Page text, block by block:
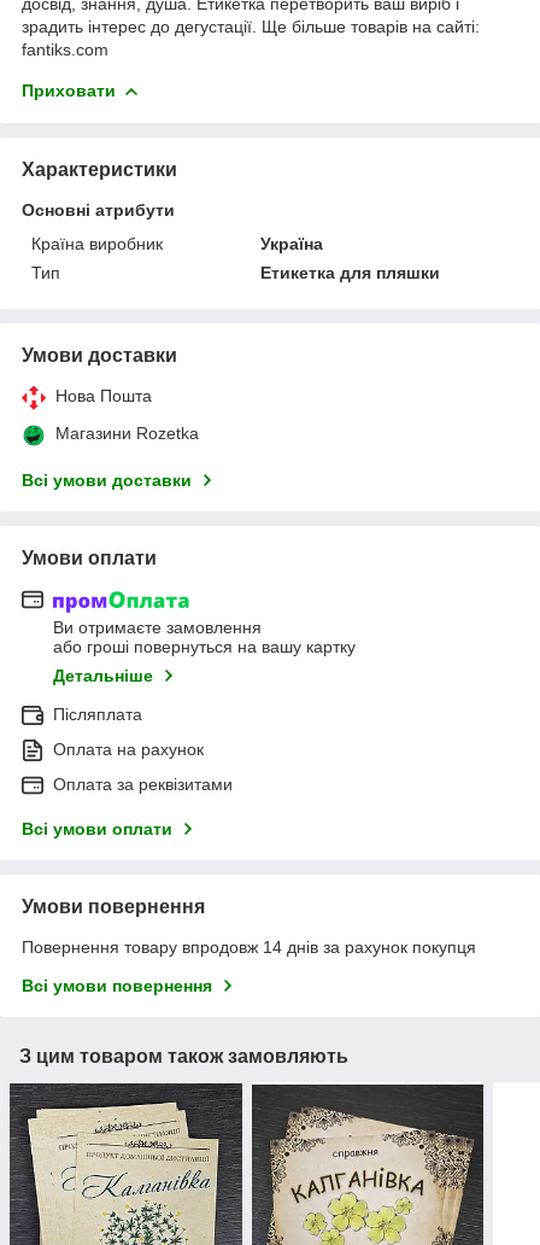
зрадить інтерес до дегустації. Ще більше товарів на сайті:
fantiks.com
Приховати
Характеристики
Основні атрибути
Країна виробник
Україна
Тип
Етикетка для пляшки
Умови доставки
Нова Пошта
Магазини Rozetka
Всі умови доставки
Умови оплати
Ви отримаєте замовлення
або гроші повернуться на вашу картку
Детальніше
Післяплата
Оплата на рахунок
Оплата за реквізитами
Всі умови оплати
Умови повернення
Повернення товару впродовж 14 днів за рахунок покупця
Всі умови повернення
З цим товаром також замовляють